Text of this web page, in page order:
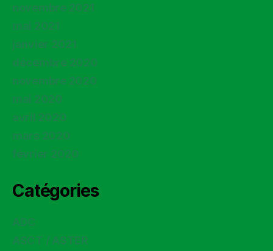
novembre 2021
mai 2021
janvier 2021
décembre 2020
novembre 2020
mai 2020
avril 2020
mars 2020
février 2020
Catégories
ADC
ASCT / ASTER